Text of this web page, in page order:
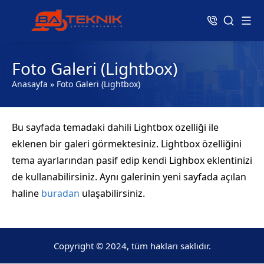
Foto Galeri (Lightbox)
Anasayfa » Foto Galeri (Lightbox)
Bu sayfada temadaki dahili Lightbox özelliği ile
eklenen bir galeri görmektesiniz. Lightbox özelliğini
tema ayarlarından pasif edip kendi Lighbox eklentinizi
de kullanabilirsiniz. Aynı galerinin yeni sayfada açılan
haline buradan ulaşabilirsiniz.
Copyright © 2024, tüm hakları saklıdır.